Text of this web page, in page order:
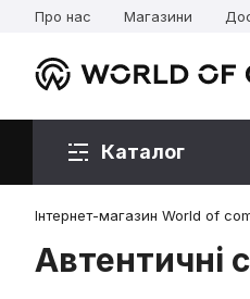
Про нас Магазини
Каталог
Інтернет-магазин World of
Автентичні